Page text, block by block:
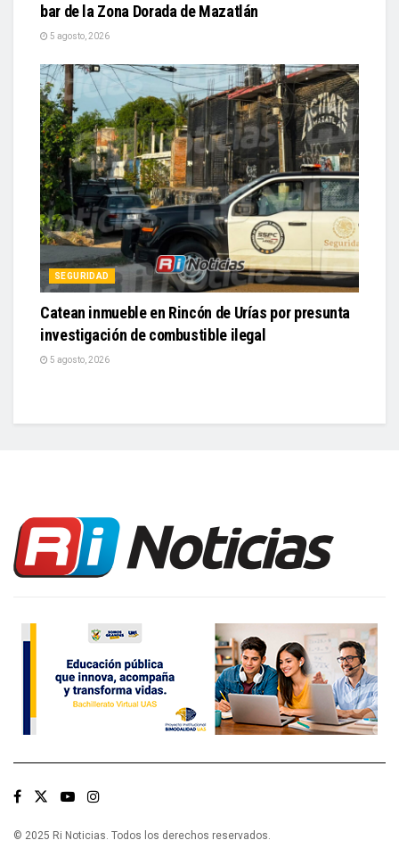
bar de la Zona Dorada de Mazatlán
5 agosto, 2026
SEGURIDAD
Catean inmueble en Rincón de Urías por presunta
investigación de combustible ilegal
5 agosto, 2026
© 2025 Ri Noticias. Todos los derechos reservados.